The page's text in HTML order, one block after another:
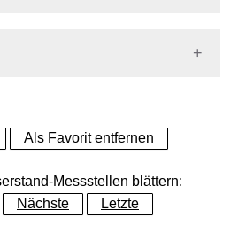
Als Favorit entfernen
Messstellen blättern:
Nächste Letzte